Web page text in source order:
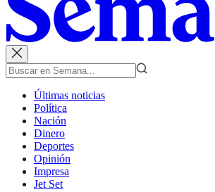
Últimas noticias
Política
Nación
Dinero
Deportes
Opinión
Impresa
Jet Set